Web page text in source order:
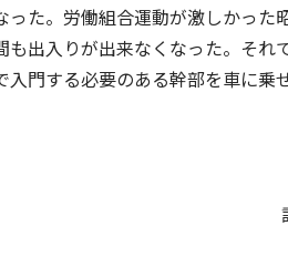
った。労働組合運動が激しかっ
も出入りが出来なくなった。そ
入門する必要のある幹部を車に乗